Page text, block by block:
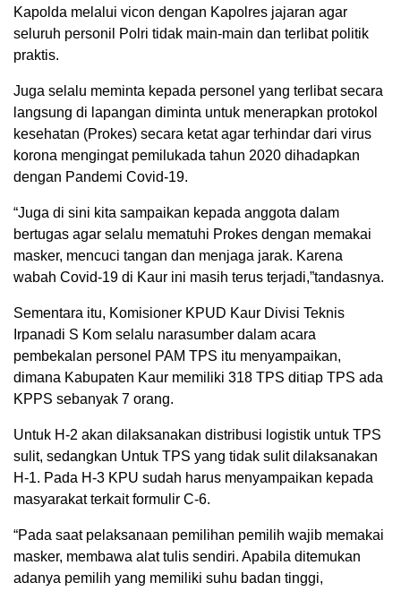
Kapolda melalui vicon dengan Kapolres jajaran agar
seluruh personil Polri tidak main-main dan terlibat politik
praktis.
Juga selalu meminta kepada personel yang terlibat secara
langsung di lapangan diminta untuk menerapkan protokol
kesehatan (Prokes) secara ketat agar terhindar dari virus
korona mengingat pemilukada tahun 2020 dihadapkan
dengan Pandemi Covid-19.
“Juga di sini kita sampaikan kepada anggota dalam
bertugas agar selalu mematuhi Prokes dengan memakai
masker, mencuci tangan dan menjaga jarak. Karena
wabah Covid-19 di Kaur ini masih terus terjadi,”tandasnya.
Sementara itu, Komisioner KPUD Kaur Divisi Teknis
Irpanadi S Kom selalu narasumber dalam acara
pembekalan personel PAM TPS itu menyampaikan,
dimana Kabupaten Kaur memiliki 318 TPS ditiap TPS ada
KPPS sebanyak 7 orang.
Untuk H-2 akan dilaksanakan distribusi logistik untuk TPS
sulit, sedangkan Untuk TPS yang tidak sulit dilaksanakan
H-1. Pada H-3 KPU sudah harus menyampaikan kepada
masyarakat terkait formulir C-6.
“Pada saat pelaksanaan pemilihan pemilih wajib memakai
masker, membawa alat tulis sendiri. Apabila ditemukan
adanya pemilih yang memiliki suhu badan tinggi,